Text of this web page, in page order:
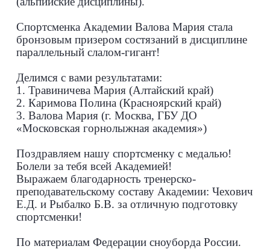
Спортсменка Академии Валова Мария стала
бронзовым призером состязаний в дисциплине
параллельный слалом-гигант!
Делимся с вами результатами:
1. Травиничева Мария (Алтайский край)
2. Каримова Полина (Красноярский край)
3. Валова Мария (г. Москва, ГБУ ДО
«Московская горнолыжная академия»)
Поздравляем нашу спортсменку с медалью!
Болели за тебя всей Академией!
Выражаем благодарность тренерско-
преподавательскому составу Академии: Чехович
Е.Д. и Рыбалко Б.В. за отличную подготовку
спортсменки!
По материалам Федерации сноуборда России.